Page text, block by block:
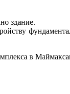
здание.
в